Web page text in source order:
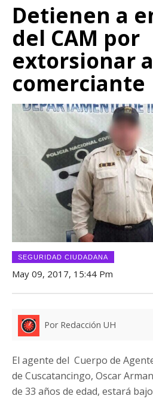
Detienen a
del CAM por
extorsionar a
comerciante
SEGURIDAD CIUDADANA
May 09, 2017, 15:44 Pm
Por Redacción UH
El agente del Cuerpo de
de Cuscatancingo, Oscar
de 33 años de edad, estará